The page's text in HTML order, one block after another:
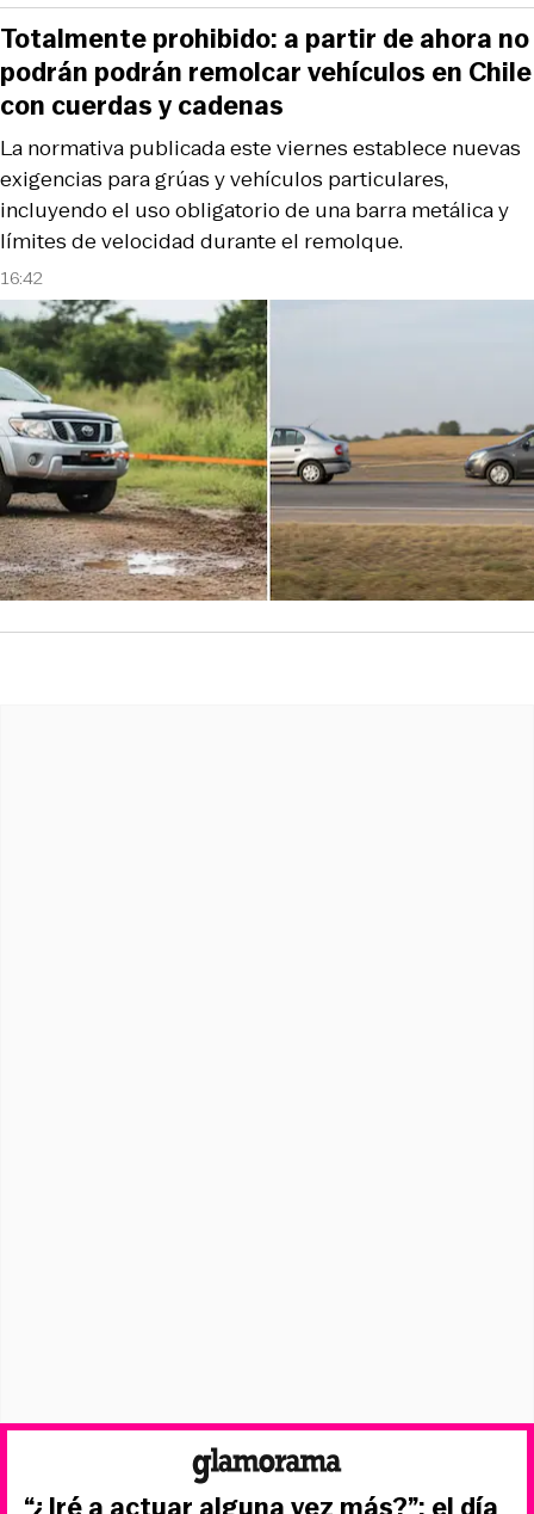
16:42
La normativa publicada este viernes establece nuevas
exigencias para grúas y vehículos particulares,
incluyendo el uso obligatorio de una barra metálica y
límites de velocidad durante el remolque.
Totalmente prohibido: a partir de ahora no
podrán podrán remolcar vehículos en Chile
con cuerdas y cadenas